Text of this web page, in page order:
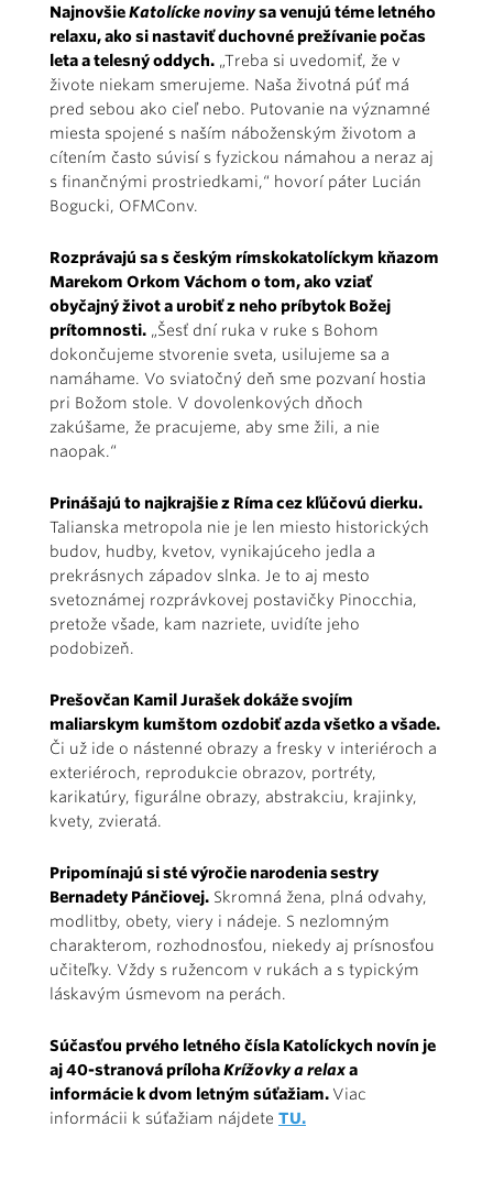
NajnovšieKatolícke novinysa venujú téme letného
relaxu, ako si nastaviť duchovné prežívanie počas
leta a telesný oddych. „Treba si uvedomiť, že v
živote niekam smerujeme. Naša životná púť má
pred sebou ako cieľ nebo. Putovanie na významné
miesta spojené s naším náboženským životom a
cítením často súvisí s fyzickou námahou a neraz aj
s finančnými prostriedkami,“ hovorí páter Lucián
Bogucki, OFMConv.
Rozprávajú sa s českým rímskokatolíckym kňazom
Marekom Orkom Váchom o tom, ako vziať
obyčajný život a urobiť z neho príbytok Božej
prítomnosti. „Šesť dní ruka v ruke s Bohom
dokončujeme stvorenie sveta, usilujeme sa a
namáhame. Vo sviatočný deň sme pozvaní hostia
pri Božom stole. V dovolenkových dňoch
zakúšame, že pracujeme, aby sme žili, a nie
naopak.“
Prinášajú to najkrajšie z Ríma cez kľúčovú dierku.
Talianska metropola nie je len miesto historických
budov, hudby, kvetov, vynikajúceho jedla a
prekrásnych západov slnka. Je to aj mesto
svetoznámej rozprávkovej postavičky Pinocchia,
pretože všade, kam nazriete, uvidíte jeho
podobizeň.
Prešovčan Kamil Jurašek dokáže svojím
maliarskym kumštom ozdobiť azda všetko a všade.
Či už ide o nástenné obrazy a fresky v interiéroch a
exteriéroch, reprodukcie obrazov, portréty,
karikatúry, figurálne obrazy, abstrakciu, krajinky,
kvety, zvieratá.
Pripomínajú si sté výročie narodenia sestry
Bernadety Pánčiovej. Skromná žena, plná odvahy,
modlitby, obety, viery i nádeje. S nezlomným
charakterom, rozhodnosťou, niekedy aj prísnosťou
učiteľky. Vždy s ružencom v rukách a s typickým
láskavým úsmevom na perách.
Súčasťou prvého letného čísla Katolíckych novín je
aj 40-stranová prílohaKrížovky a relaxa
informácie k dvom letným súťažiam. Viac
informácii k súťažiam nájdete TU.